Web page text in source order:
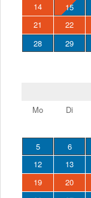
14
15
21
22
28
29
Mo
Di
5
6
12
13
19
20